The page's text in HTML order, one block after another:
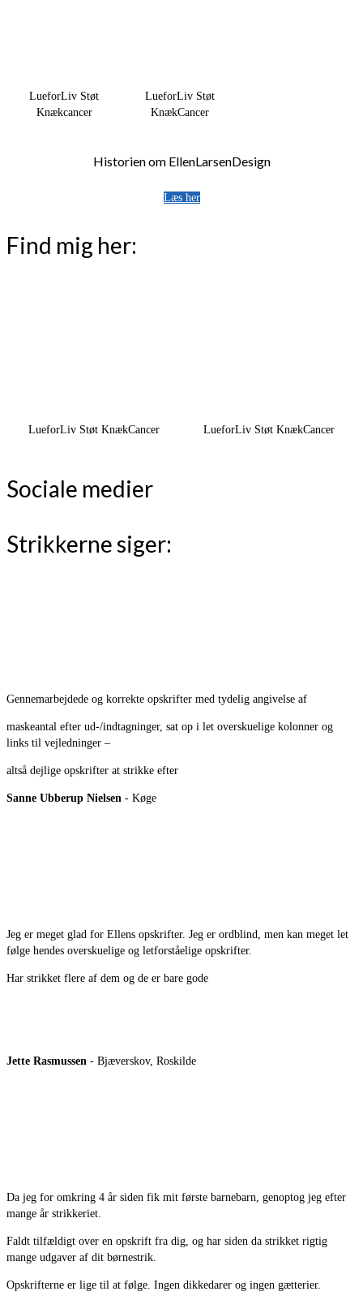
LueforLiv Støt
Knækcancer
LueforLiv Støt
KnækCancer
Historien om EllenLarsenDesign
Læs her
Find mig her:
LueforLiv Støt KnækCancer LueforLiv Støt KnækCancer
Sociale medier
Strikkerne siger:
Gennemarbejdede og korrekte opskrifter med tydelig angivelse af
maskeantal efter ud-/indtagninger, sat op i let overskuelige kolonner og
links til vejledninger –
altså dejlige opskrifter at strikke efter
Sanne Ubberup Nielsen - Køge
Jeg er meget glad for Ellens opskrifter. Jeg er ordblind, men kan meget let
følge hendes overskuelige og letforståelige opskrifter.
Har strikket flere af dem og de er bare gode
Jette Rasmussen - Bjæverskov, Roskilde
Da jeg for omkring 4 år siden fik mit første barnebarn, genoptog jeg efter
mange år strikkeriet.
Faldt tilfældigt over en opskrift fra dig, og har siden da strikket rigtig
mange udgaver af dit børnestrik.
Opskrifterne er lige til at følge. Ingen dikkedarer og ingen gætterier.